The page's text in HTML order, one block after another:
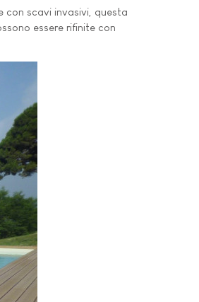
con scavi invasivi, questa
essere rifinite con